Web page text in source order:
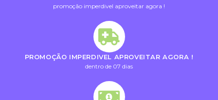
promoção imperdivel aproveitar agora !
PROMOÇÃO IMPERDIVEL APROVEITAR AGORA !
dentro de 07 dias